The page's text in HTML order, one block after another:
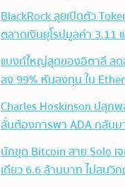
BlackRock ลุยเปิดตัว
ตลาดเงินยุโรปมูลค่า 3.11
แบงก์ใหญ่สุดของอิตาลี ลด
ลง 99% หันลงทุน ใน
Charles Hoskinson ปลุก
ลั่นต้องการพา ADA กลับม
นักขุด Bitcoin สาย Solo
เดียว 6.6 ล้านบาท ไม่สนวิ